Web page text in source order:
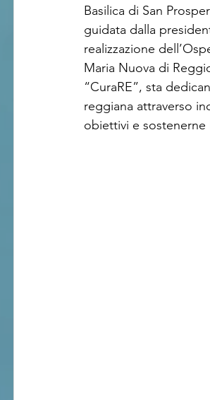
Basilica di San
guidata dalla
realizzazione
Maria Nuova di
“CuraRE”, sta
reggiana attraverso
obiettivi e sostenerne